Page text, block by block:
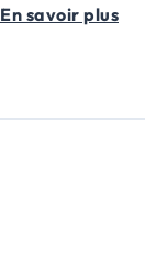
En savoir plus